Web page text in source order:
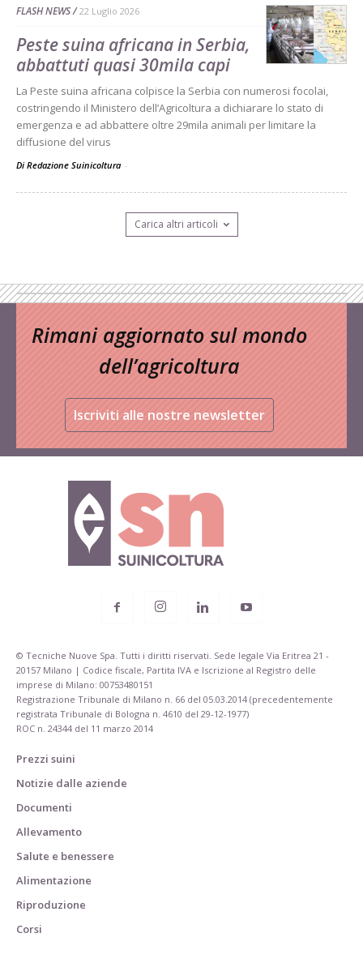
FLASH NEWS 22 Luglio 2026
Peste suina africana in Serbia,
abbattuti quasi 30mila capi
La Peste suina africana colpisce la Serbia con numerosi focolai,
costringendo il Ministero dell’Agricoltura a dichiarare lo stato di
emergenza e ad abbattere oltre 29mila animali per limitare la
diffusione del virus
Di Redazione Suinicoltura -
Carica altri articoli
Rimani aggiornato sul mondo
dell’agricoltura
Iscriviti alle nostre newsletter
© Tecniche Nuove Spa. Tutti i diritti riservati. Sede legale Via Eritrea 21 -
20157 Milano | Codice fiscale, Partita IVA e Iscrizione al Registro delle
imprese di Milano: 00753480151
Registrazione Tribunale di Milano n. 66 del 05.03.2014 (precedentemente
registrata Tribunale di Bologna n. 4610 del 29-12-1977)
ROC n. 24344 del 11 marzo 2014
Prezzi suini
Notizie dalle aziende
Documenti
Allevamento
Salute e benessere
Alimentazione
Riproduzione
Corsi